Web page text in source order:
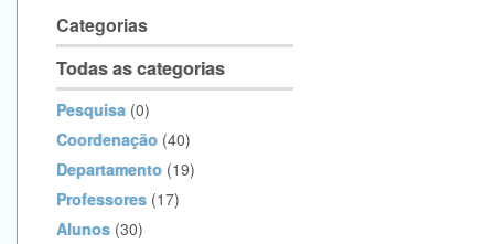
Categorias
Todas as categorias
Pesquisa (0)
Coordenação (40)
Departamento (19)
Professores (17)
Alunos (30)